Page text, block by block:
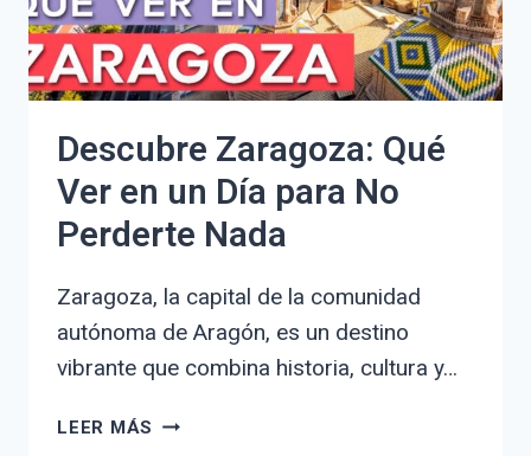
Descubre Zaragoza: Qué
Ver en un Día para No
Perderte Nada
Zaragoza, la capital de la comunidad
autónoma de Aragón, es un destino
vibrante que combina historia, cultura y…
LEER MÁS DESCUBRE